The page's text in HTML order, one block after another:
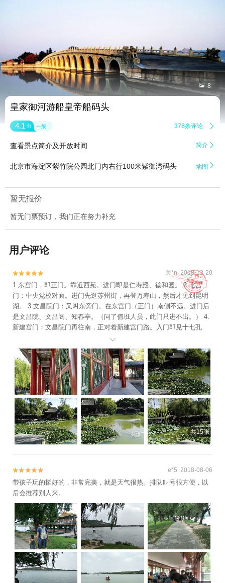
 8
皇家御河游船皇帝船码头
4.1 分 一般 378条评论 
查看景点简介及开放时间 简介 
北京市海淀区紫竹院公园北门内右行100米紫御湾码头 地图 
暂无报价
暂无门票预订，我们正在努力补充
用户评论

 关*n 2018-12-20
1.东宫门，即正门。靠近西苑。进门即是仁寿殿、德和园。 2.北宫
门：中央党校对面。进门先逛苏州街，再登万寿山，然后才见到昆明
湖。 3.文昌院门：又叫东旁门。在东宫门（正门）南侧不远。进门后
是文昌院、文昌阁、知春亭。（问了值班人员，此门只进不出。） 4.
新建宫门：文昌院门再往南，正对着新建宫门路。入门即见十七孔
桥、铜牛。（门外有公交车站名为“颐和园南门”，其实并不准确。南如
意门比新建宫门更南。）

共15张

 e*5 2018-08-06
带孩子玩的挺好的，非常完美，就是天气很热。排队叫号很方便，以
后会推荐别人来。